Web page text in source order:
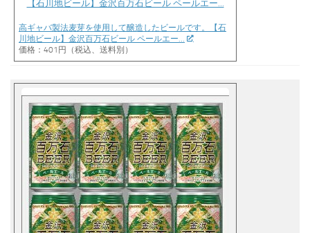
高ギャバ製法麦芽を使用して醸造したビールです。【石
川地ビール】金沢百万石ビール ペールエー…
価格：401円（税込、送料別）